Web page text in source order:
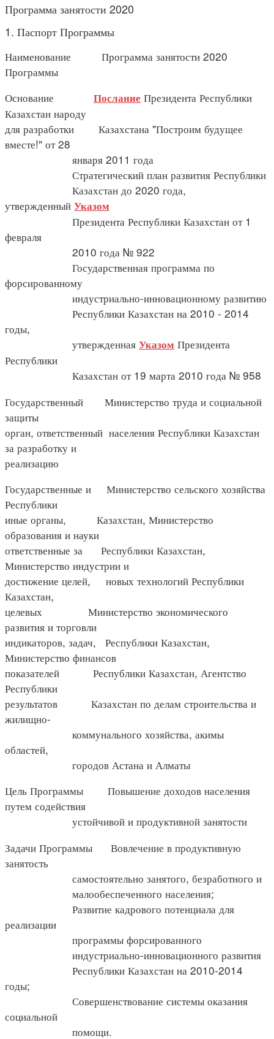
Программа занятости 2020
1. Паспорт Программы
Наименование Программа занятости 2020
Программы
Основание Послание Президента Республики
Казахстан народу
для разработки Казахстана "Построим будущее
вместе!" от 28
января 2011 года
Стратегический план развития Республики
Казахстан до 2020 года,
утвержденный Указом
Президента Республики Казахстан от 1
февраля
2010 года № 922
Государственная программа по
форсированному
индустриально-инновационному развитию
Республики Казахстан на 2010 - 2014
годы,
утвержденная Указом Президента
Республики
Казахстан от 19 марта 2010 года № 958
Государственный Министерство труда и социальной
защиты
орган, ответственный населения Республики Казахстан
за разработку и
реализацию
Государственные и Министерство сельского хозяйства
Республики
иные органы, Казахстан, Министерство
образования и науки
ответственные за Республики Казахстан,
Министерство индустрии и
достижение целей, новых технологий Республики
Казахстан,
целевых Министерство экономического
развития и торговли
индикаторов, задач, Республики Казахстан,
Министерство финансов
показателей Республики Казахстан, Агентство
Республики
результатов Казахстан по делам строительства и
жилищно-
коммунального хозяйства, акимы
областей,
городов Астана и Алматы
Цель Программы Повышение доходов населения
путем содействия
устойчивой и продуктивной занятости
Задачи Программы Вовлечение в продуктивную
занятость
самостоятельно занятого, безработного и
малообеспеченного населения;
Развитие кадрового потенциала для
реализации
программы форсированного
индустриально-инновационного развития
Республики Казахстан на 2010-2014
годы;
Совершенствование системы оказания
социальной
помощи.